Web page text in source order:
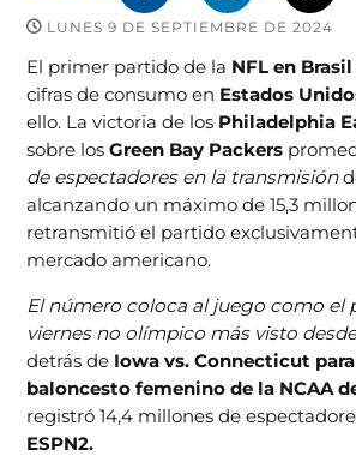
LUNES 9 DE SEPTIEMBRE DE 2024
El primer partido de la NFL en Brasil
cifras de consumo en Estados
ello. La victoria de los Philadelphia
sobre losGreen Bay Packers
de espectadores en la transmisión
alcanzando un máximo de 15,3
retransmitió el partido
mercado americano.
El número coloca al juego como el
viernes no olímpico más visto
detrás de Iowa vs. Connecticut
baloncesto femenino de la NCAA
registró 14,4 millones de
ESPN2.